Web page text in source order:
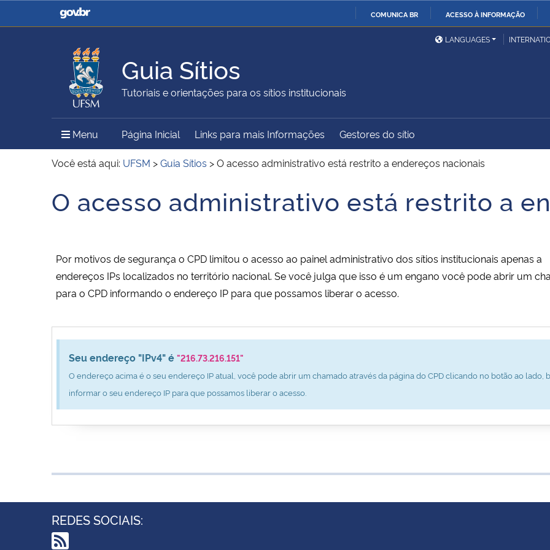
COMUNICA BR ACESSO À INFORMAÇÃO
Casa Civil
Ministério da Justiça e
Ministério da Defesa
Ministério das Relações
Exteriores
Ministério da Agricultura,
Pecuária e Abastecimento
Ministério da Educação
Ministério do Meio Ambiente Ministério do Turismo
Ministério do
Desenvolvimento Regional
Secretaria de Governo
Gabinete de Segurança
Advocacia-Geral da União Banco Central do Brasil
LANGUAGES
Guia Sítios
Tutoriais e orientações para os sítios institucionais
Menu Menu Principal do Sítio
Página Inicial Links para mais Informações Gestores do sítio
Você está aqui: UFSM >Guia Sítios >O acesso administrativo está restrito a endereços nacionais
Início do conteúdo
O acesso administrativo está restrito a
Por motivos de segurança o CPD limitou o acesso ao painel administrativo dos sítios institucionais apenas a
endereços IPs localizados no território nacional. Se você julga que isso é um engano você pode abrir um
para o CPD informando o endereço IP para que possamos liberar o acesso.
Seu endereço "IPv4" é "216.73.216.151"
O endereço acima é o seu endereço IP atual, você pode abrir um chamado através da página do CPD clicando no botão ao lado,
informar o seu endereço IP para que possamos liberar o acesso.
REDES SOCIAIS: